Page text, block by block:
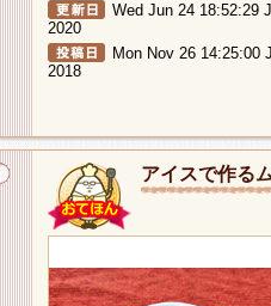
Wed Jun 24 18:52:29
2020
Mon Nov 26 14:25:00
2018
アイスで作る